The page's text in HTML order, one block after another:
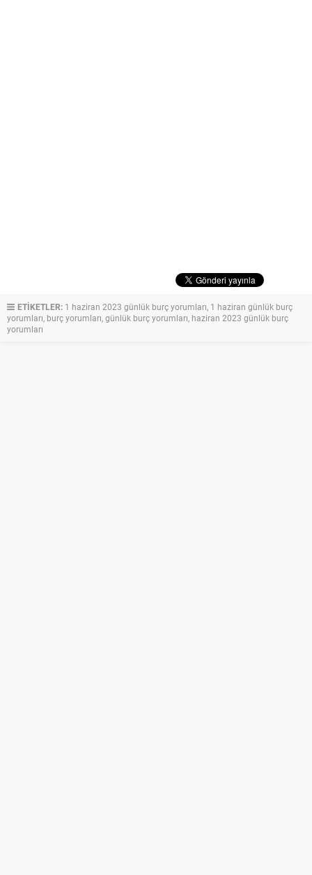
ETİKETLER: 1 haziran 2023 günlük burç yorumları, 1 haziran günlük burç
yorumları, burç yorumları,günlük burç yorumları, haziran 2023 günlük burç
yorumları